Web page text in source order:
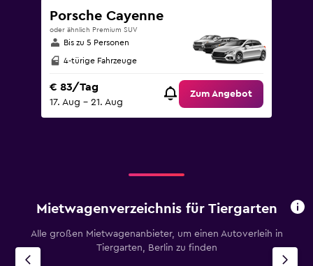
Porsche Cayenne
oder ähnlich Premium SUV
Bis zu 5 Personen
4-türige Fahrzeuge
€ 83/Tag
17. Aug – 21. Aug
Zum Angebot
Mietwagenverzeichnis für Tiergarten
Alle großen Mietwagenanbieter, um einen Autoverleih in
Tiergarten, Berlin zu finden